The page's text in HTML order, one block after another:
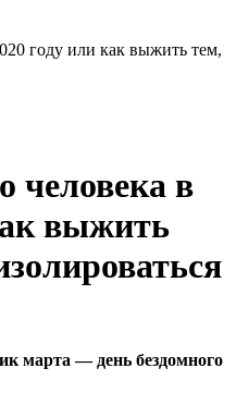
человека в
выжить
марта — день бездомного